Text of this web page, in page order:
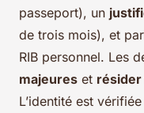
passeport), un
de trois mois), et
RIB personnel. Les
majeures et résider
L’identité est